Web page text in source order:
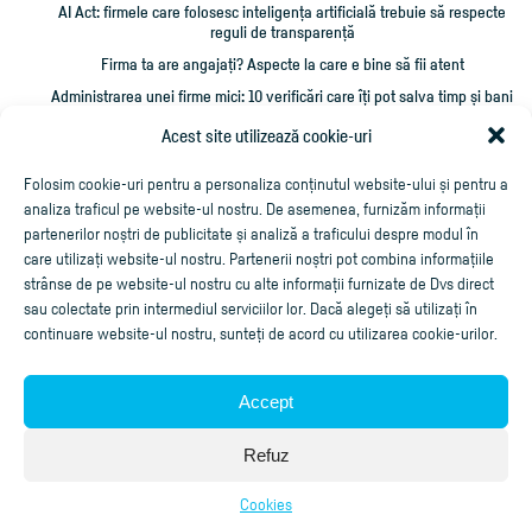
Acest site utilizează cookie-uri
Folosim cookie-uri pentru a personaliza conținutul website-ului și pentru a
analiza traficul pe website-ul nostru. De asemenea, furnizăm informații
partenerilor noștri de publicitate și analiză a traficului despre modul în
care utilizați website-ul nostru. Partenerii noștri pot combina informațiile
strânse de pe website-ul nostru cu alte informații furnizate de Dvs direct
sau colectate prin intermediul serviciilor lor. Dacă alegeți să utilizați în
continuare website-ul nostru, sunteți de acord cu utilizarea cookie-urilor.
Accept
Refuz
Cookies
AI Act: firmele care folosesc inteligența artificială trebuie să respecte
reguli de transparență
Firma ta are angajați? Aspecte la care e bine să fii atent
Administrarea unei firme mici: 10 verificări care îți pot salva timp și bani
Cum împrumut firma cu bani și cum îmi recuperez creditarea?
Aplicaţie de facturare online
Cookies